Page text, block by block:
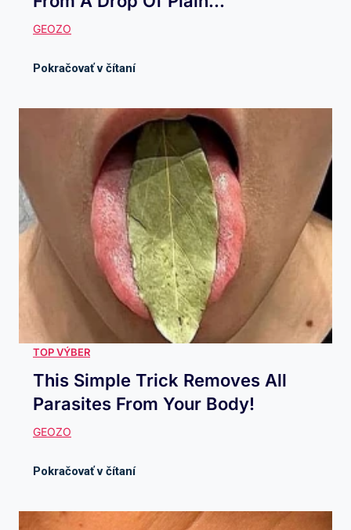
This Simple Trick Removes All
Parasites From Your Body!